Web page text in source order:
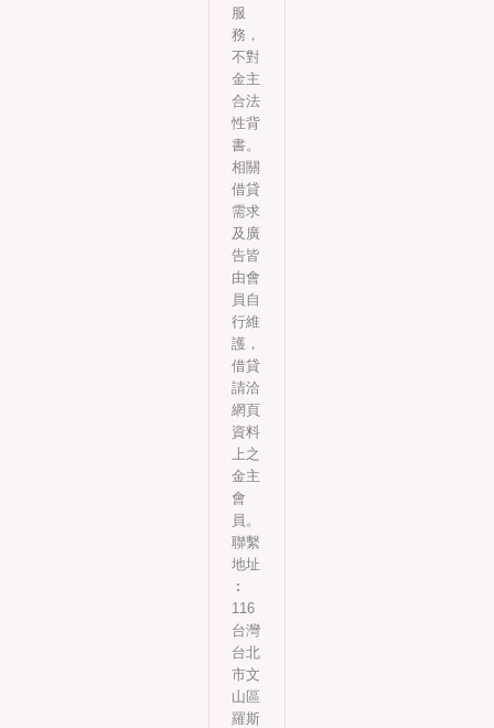
服
務，
不對
金主
合法
性背
書。
相關
借貸
需求
及廣
告皆
由會
員自
行維
護，
借貸
請洽
網頁
資料
上之
金主
會
員。
聯繫
地址
︰
116
台灣
台北
市文
山區
羅斯